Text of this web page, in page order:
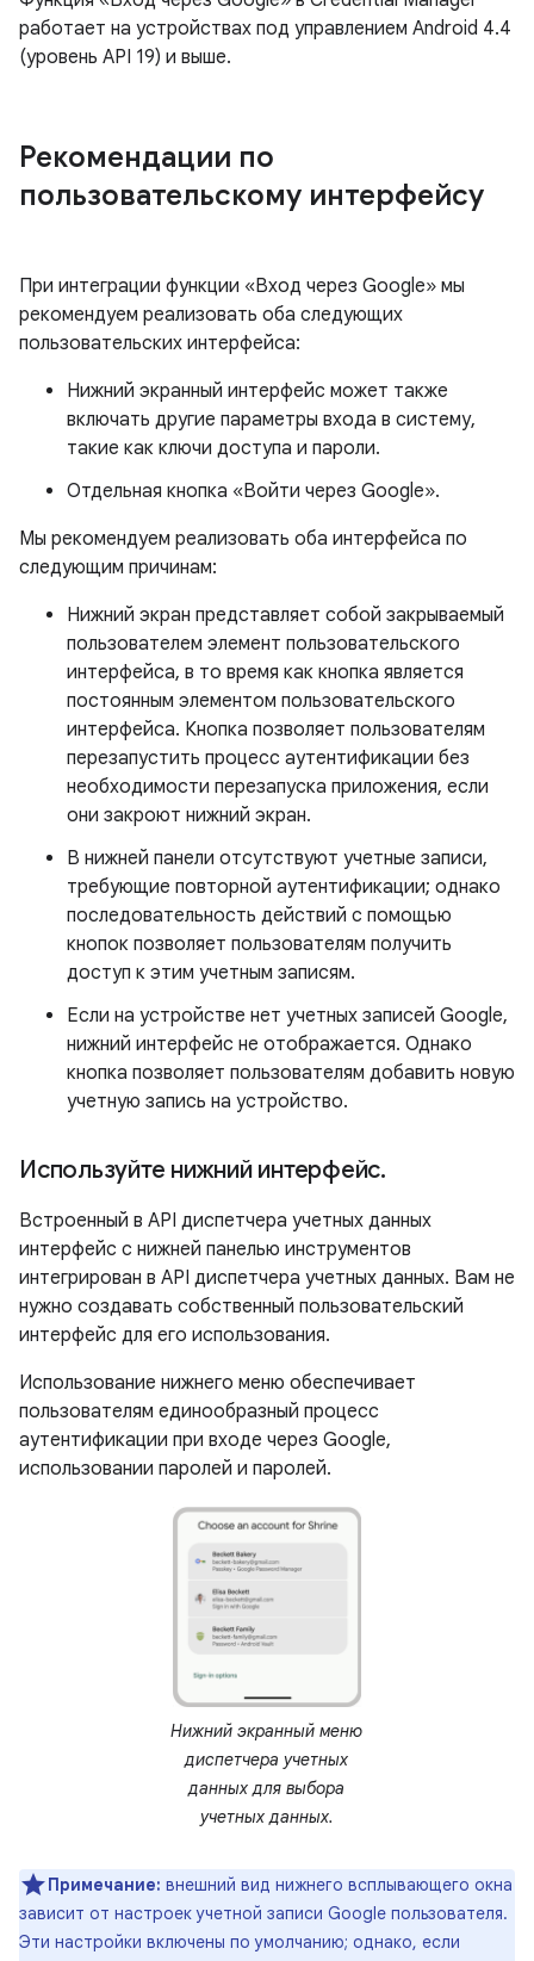
работает на устройствах под управлением Android 4.4
(уровень API 19) и выше.
Рекомендации по
пользовательскому интерфейсу
При интеграции функции «Вход через Google» мы
рекомендуем реализовать оба следующих
пользовательских интерфейса:
Нижний экранный интерфейс может также
включать другие параметры входа в систему,
такие как ключи доступа и пароли.
Отдельная кнопка «Войти через Google».
Мы рекомендуем реализовать оба интерфейса по
следующим причинам:
Нижний экран представляет собой закрываемый
пользователем элемент пользовательского
интерфейса, в то время как кнопка является
постоянным элементом пользовательского
интерфейса. Кнопка позволяет пользователям
перезапустить процесс аутентификации без
необходимости перезапуска приложения, если
они закроют нижний экран.
В нижней панели отсутствуют учетные записи,
требующие повторной аутентификации; однако
последовательность действий с помощью
кнопок позволяет пользователям получить
доступ к этим учетным записям.
Если на устройстве нет учетных записей Google,
нижний интерфейс не отображается. Однако
кнопка позволяет пользователям добавить новую
учетную запись на устройство.
Используйте нижний интерфейс.
Встроенный в API диспетчера учетных данных
интерфейс с нижней панелью инструментов
интегрирован в API диспетчера учетных данных. Вам не
нужно создавать собственный пользовательский
интерфейс для его использования.
Использование нижнего меню обеспечивает
пользователям единообразный процесс
аутентификации при входе через Google,
использовании паролей и паролей.
Нижний экранный меню
диспетчера учетных
данных для выбора
учетных данных.
Примечание: внешний вид нижнего всплывающего окна
зависит от настроек учетной записи Google пользователя.
Эти настройки включены по умолчанию; однако, если